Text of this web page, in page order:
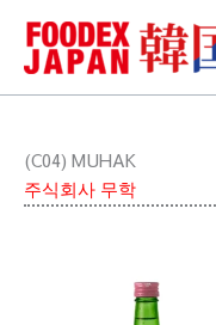
로
(C04) MUHAK
주식회사 무학